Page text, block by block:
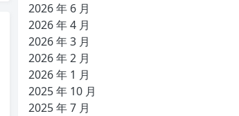
2026 年 6 月
2026 年 4 月
2026 年 3 月
2026 年 2 月
2026 年 1 月
2025 年 10 月
2025 年 7 月